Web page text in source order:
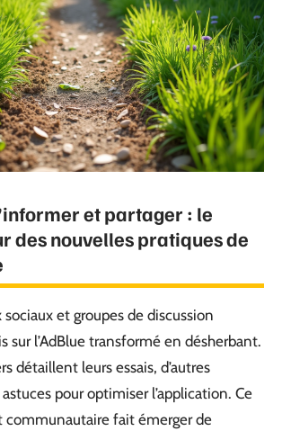
et partager : le
des nouvelles pratiques de
sociaux et groupes de discussion
sur l’AdBlue transformé en désherbant.
détaillent leurs essais, d’autres
astuces pour optimiser l’application. Ce
fait émerger de